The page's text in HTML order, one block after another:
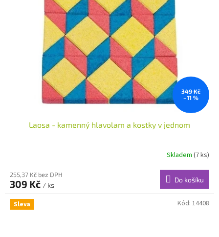
349 Kč
–11 %
Laosa - kamenný hlavolam a kostky v jednom
Skladem (7 ks)
255,37 Kč bez DPH
309 Kč / ks
Do košíku
Sleva Kód: 14408